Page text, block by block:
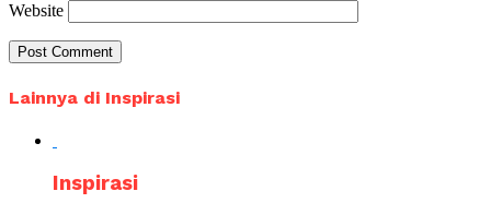
Website
Lainnya di Inspirasi
Inspirasi